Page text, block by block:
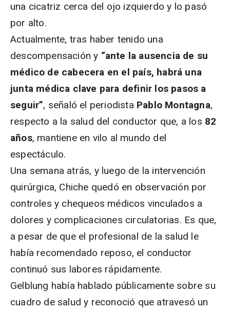
una cicatriz cerca del ojo izquierdo y lo pasó
por alto.
Actualmente, tras haber tenido una
descompensación y “ante la ausencia de su
médico de cabecera en el país, habrá una
junta médica clave para definir los pasos a
seguir”, señaló el periodista Pablo Montagna,
respecto a la salud del conductor que, a los 82
años, mantiene en vilo al mundo del
espectáculo.
Una semana atrás, y luego de la intervención
quirúrgica, Chiche quedó en observación por
controles y chequeos médicos vinculados a
dolores y complicaciones circulatorias. Es que,
a pesar de que el profesional de la salud le
había recomendado reposo, el conductor
continuó sus labores rápidamente.
Gelblung había hablado públicamente sobre su
cuadro de salud y reconoció que atravesó un